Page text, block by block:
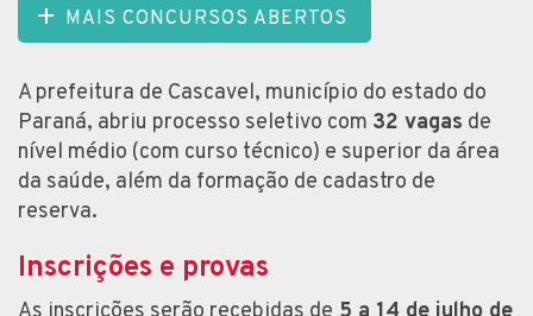
MAIS CONCURSOS ABERTOS
A prefeitura de Cascavel, município do estado do
Paraná, abriu processo seletivo com 32 vagas de
nível médio (com curso técnico) e superior da área
da saúde, além da formação de cadastro de
reserva.
Inscrições e provas